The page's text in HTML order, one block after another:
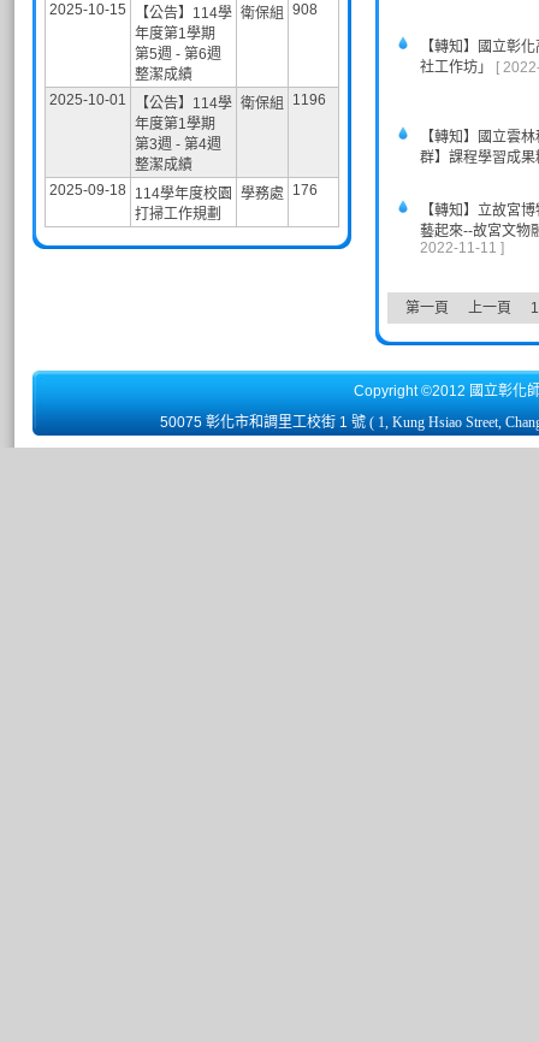
2025-10-15
【公告】114學
年度第1學期
第5週 - 第6週
整潔成績
衛保組 908
2025-10-01
【公告】114學
年度第1學期
第3週 - 第4週
整潔成績
衛保組 1196
2025-09-18
114學年度校園
打掃工作規劃
學務處 176
【轉知】國立彰
社工作坊」
[
【轉知】國立雲
群】課程學習成
【轉知】立故宮
藝起來--故宮文物
2022-11-11 ]
第一頁 上一頁
Copyright ©2012 國立彰化
50075 彰化市和調里工校街 1 號 ( 1, Kung Hsiao Street,